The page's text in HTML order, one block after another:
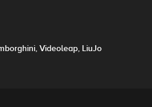
Videoleap, LiuJo